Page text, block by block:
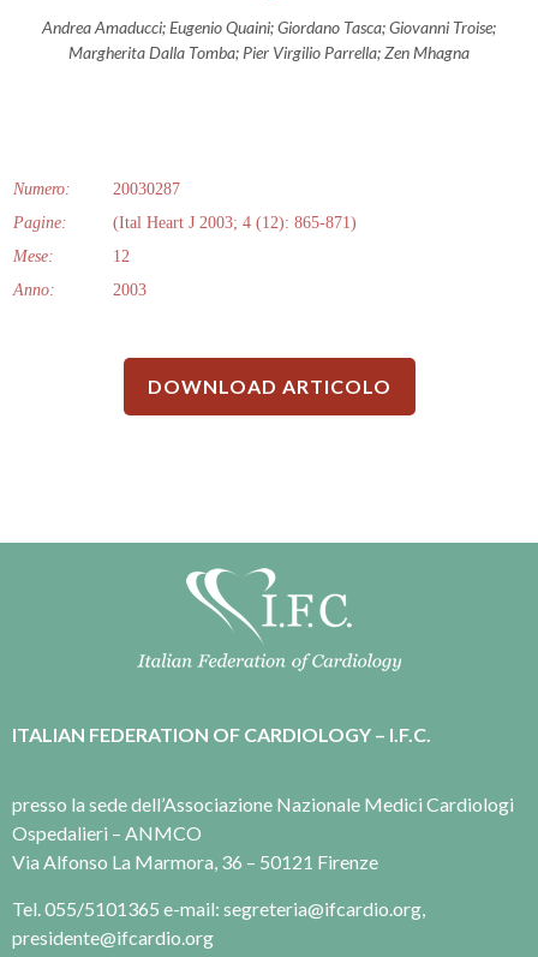
Andrea Amaducci; Eugenio Quaini; Giordano Tasca; Giovanni Troise;
Margherita Dalla Tomba; Pier Virgilio Parrella; Zen Mhagna
Numero:
20030287
Pagine:
(Ital Heart J 2003; 4 (12): 865-871)
Mese:
12
Anno:
2003
DOWNLOAD ARTICOLO
ITALIAN FEDERATION OF CARDIOLOGY – I.F.C.
presso la sede dell’Associazione Nazionale Medici Cardiologi
Ospedalieri – ANMCO
Via Alfonso La Marmora, 36 – 50121 Firenze
Tel. 055/5101365 e-mail: segreteria@ifcardio.org,
presidente@ifcardio.org